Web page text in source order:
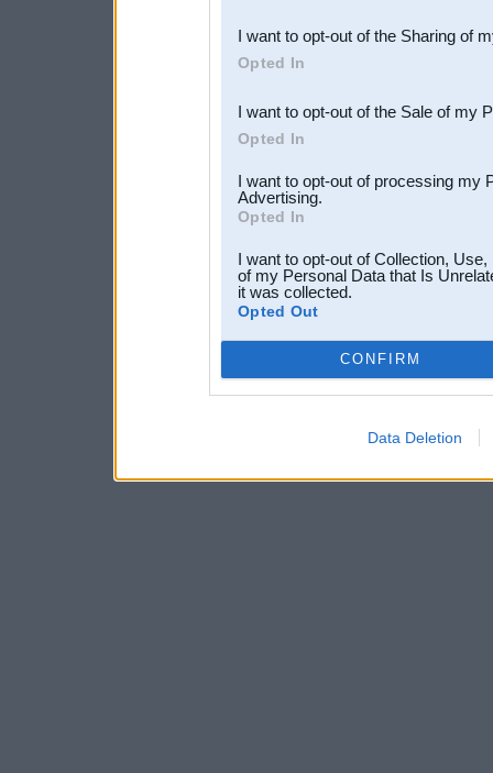
Downstream Participants
third parties.
I want to opt-out of the Sharing of
Opted In
I want to opt-out of the Sale of my
Opted In
I want to opt-out of processing my
Advertising.
Opted In
I want to opt-out of Collection,
of my Personal Data that Is
it was collected.
Opted Out
CONFIRM
Data Deletion